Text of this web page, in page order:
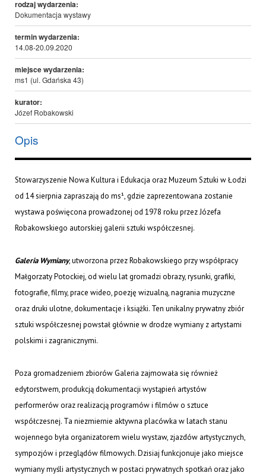
rodzaj wydarzenia:
Dokumentacja wystawy
termin wydarzenia:
14.08-20.09.2020
miejsce wydarzenia:
ms1 (ul. Gdańska 43)
kurator:
Józef Robakowski
Opis
Stowarzyszenie Nowa Kultura i Edukacja oraz Muzeum Sztuki w Łodzi
od 14 sierpnia zapraszają do ms¹, gdzie zaprezentowana zostanie
wystawa poświęcona prowadzonej od 1978 roku przez Józefa
Robakowskiego autorskiej galerii sztuki współczesnej.
Galeria Wymiany, utworzona przez Robakowskiego przy współpracy
Małgorzaty Potockiej, od wielu lat gromadzi obrazy, rysunki, grafiki,
fotografie, filmy, prace wideo, poezję wizualną, nagrania muzyczne
oraz druki ulotne, dokumentacje i książki. Ten unikalny prywatny zbiór
sztuki współczesnej powstał głównie w drodze wymiany z artystami
polskimi i zagranicznymi.
Poza gromadzeniem zbiorów Galeria zajmowała się również
edytorstwem, produkcją dokumentacji wystąpień artystów
performerów oraz realizacją programów i filmów o sztuce
współczesnej. Ta niezmiernie aktywna placówka w latach stanu
wojennego była organizatorem wielu wystaw, zjazdów artystycznych,
sympozjów i przeglądów filmowych. Dzisiaj funkcjonuje jako miejsce
wymiany myśli artystycznych w postaci prywatnych spotkań oraz jako